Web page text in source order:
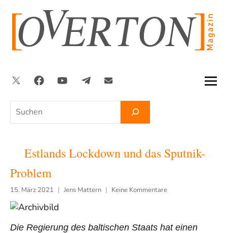
springen
Suchen
TwitterFacebookYouTubeTelegramNewsletter
Estlands Lockdown und das Sputnik-
Problem
15. März 2021 Jens Mattern Keine Kommentare
Die Regierung des baltischen Staats hat einen